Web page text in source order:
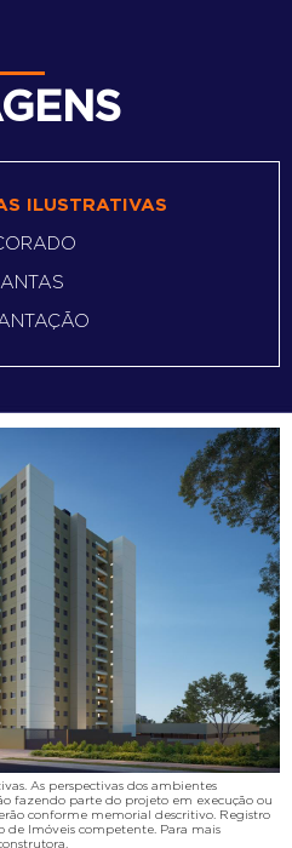
ILUSTRATIVAS
As perspectivas dos ambientes
fazendo parte do projeto em execução ou
conforme memorial descritivo. Registro
de Imóveis competente. Para mais